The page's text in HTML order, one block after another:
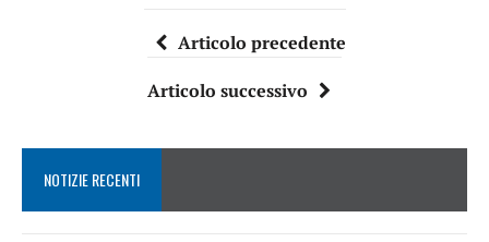
Articolo precedente
Articolo successivo
NOTIZIE RECENTI